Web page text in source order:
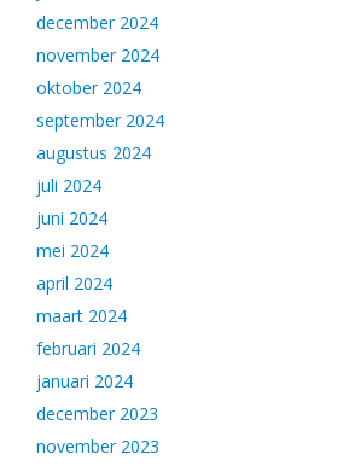
december 2024
november 2024
oktober 2024
september 2024
augustus 2024
juli 2024
juni 2024
mei 2024
april 2024
maart 2024
februari 2024
januari 2024
december 2023
november 2023